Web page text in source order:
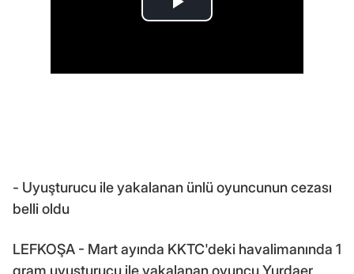
- Uyuşturucu ile yakalanan ünlü oyuncunun cezası
belli oldu
LEFKOŞA - Mart ayında KKTC'deki havalimanında 1
gram uyuşturucu ile yakalanan oyuncu Yurdaer